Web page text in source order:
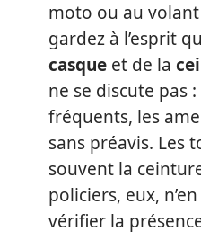
moto ou au volant
gardez à l’esprit
casque et de la
ne se discute pas
fréquents, les
sans préavis. Les
souvent la
policiers, eux,
vérifier la